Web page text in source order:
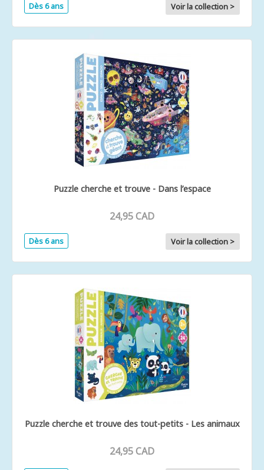
Dès 6 ans Voir la collection >
Puzzle cherche et trouve - Dans l’espace
24,95 CAD
Dès 6 ans Voir la collection >
Puzzle cherche et trouve des tout-petits - Les animaux
24,95 CAD